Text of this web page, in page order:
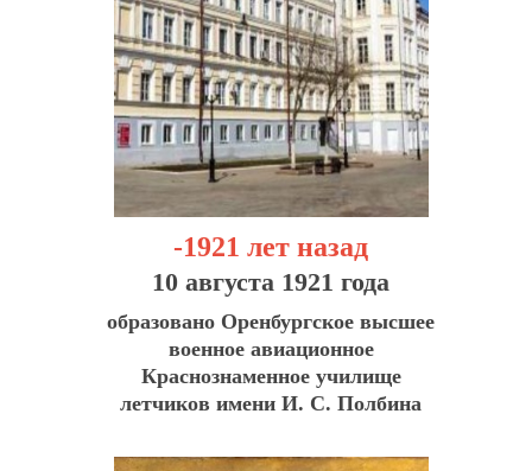
-1921 лет назад
10 августа 1921 года
образовано Оренбургское высшее
военное авиационное
Краснознаменное училище
летчиков имени И. С. Полбина